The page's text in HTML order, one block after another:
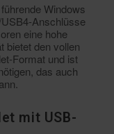
Windows
Anschlüsse
eine hohe
bietet den vollen
Format und ist
das auch
mit USB-